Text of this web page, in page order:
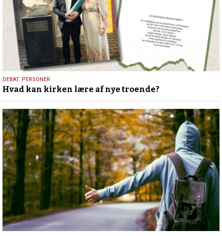
25.
juli
2026
DEBAT, PERSONER
Hvad kan kirken lære af nye troende?